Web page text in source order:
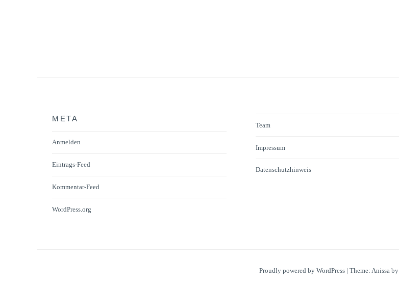
META
Anmelden
Eintrags-Feed
Kommentar-Feed
WordPress.org
Team
Impressum
Datenschutzhinweis
Proudly powered by WordPress | Theme: Anissa by